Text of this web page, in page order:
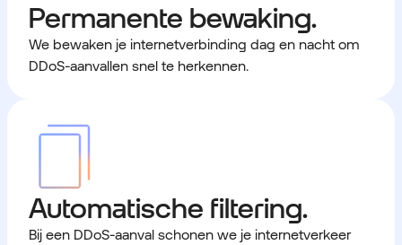
Permanente bewaking.
We bewaken je internetverbinding dag en nacht om
DDoS-aanvallen snel te herkennen.
Automatische filtering.
Bij een DDoS-aanval schonen we je internetverkeer